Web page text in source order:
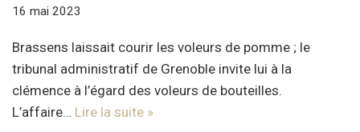
16 mai 2023
Brassens laissait courir les voleurs de pomme ; le
tribunal administratif de Grenoble invite lui à la
clémence à l’égard des voleurs de bouteilles.
L’affaire… Lire la suite »